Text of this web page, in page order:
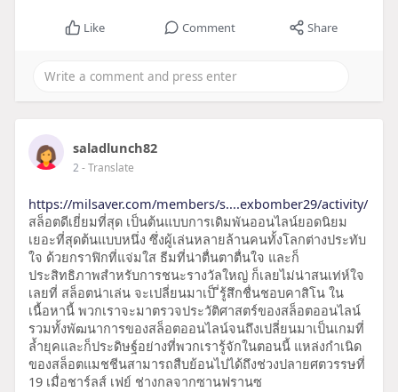
Like Comment Share
saladlunch82
2- Translate
https://milsaver.com/members/s....exbomber29/activity/
สล็อตดีเยี่ยมที่สุด เป็นต้นแบบการเดิมพันออนไลน์ยอดนิยม
เยอะที่สุดต้นแบบหนึ่ง ซึ่งผู้เล่นหลายล้านคนทั้งโลกต่างประทับ
ใจ ด้วยกราฟิกที่แจ่มใส ธีมที่น่าตื่นตาตื่นใจ และก็
ประสิทธิภาพสำหรับการชนะรางวัลใหญ่ ก็เลยไม่น่าสนเท่ห์ใจ
เลยที่ สล็อตน่าเล่น จะเปลี่ยนมาเป็ ี่รู้สึกชื่นชอบคาสิโน ใน
เนื้อหานี้ พวกเราจะมาตรวจประวัติศาสตร์ของสล็อตออนไลน์
รวมทั้งพัฒนาการของสล็อตออนไลน์จนถึงเปลี่ยนมาเป็นเกมที่
ล้ำยุคและก็ประดิษฐ์อย่างที่พวกเรารู้จักในตอนนี้ แหล่งกำเนิด
ของสล็อตแมชชีนสามารถสืบย้อนไปได้ถึงช่วงปลายศตวรรษที่
19 เมื่อชาร์ลส์ เฟย์ ช่างกลจากซานฟรานซ